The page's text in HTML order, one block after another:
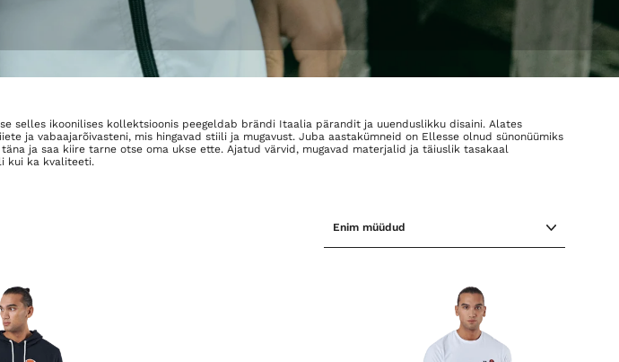
selles ikoonilises kollektsioonis peegeldab brändi Itaalia pärandit ja uuenduslikku disaini. Alates
ja vabaajarõivasteni, mis hingavad stiili ja mugavust. Juba aastakümneid on Ellesse olnud sünonüümiks
ja saa kiire tarne otse oma ukse ette. Ajatud värvid, mugavad materjalid ja täiuslik tasakaal
kui ka kvaliteeti.